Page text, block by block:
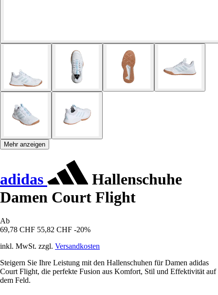
Mehr anzeigen
adidas
Hallenschuhe
Damen Court Flight
Ab
69,78 CHF 55,82 CHF -20%
inkl. MwSt. zzgl. Versandkosten
Steigern Sie Ihre Leistung mit den Hallenschuhen für Damen adidas
Court Flight, die perfekte Fusion aus Komfort, Stil und Effektivität auf
dem Feld.